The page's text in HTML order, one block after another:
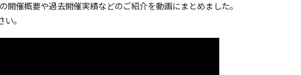
開催概要や過去開催実績などのご紹介を動画にまとめました。
。